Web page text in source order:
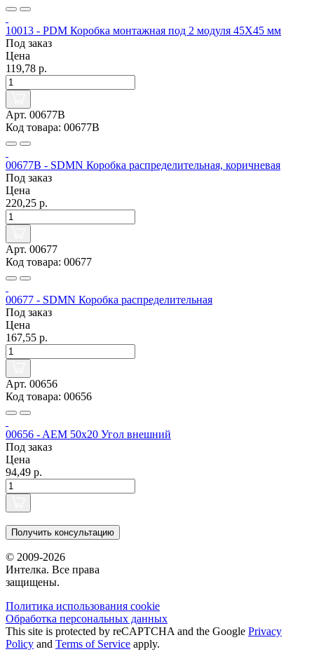
10013 - PDM Коробка монтажная под 2 модуля 45X45 мм
Под заказ
Цена
119,78 р.
Арт. 00677B
Код товара: 00677B
00677B - SDMN Коробка распределительная, коричневая
Под заказ
Цена
220,25 р.
Арт. 00677
Код товара: 00677
00677 - SDMN Коробка распределительная
Под заказ
Цена
167,55 р.
Арт. 00656
Код товара: 00656
00656 - AEM 50x20 Угол внешний
Под заказ
Цена
94,49 р.
Получить консультацию
© 2009-2026
Интелка. Все права
защищены.
Политика использования сookie
Обработка персональных данных
This site is protected by reCAPTCHA and the Google Privacy
Policy and Terms of Service apply.